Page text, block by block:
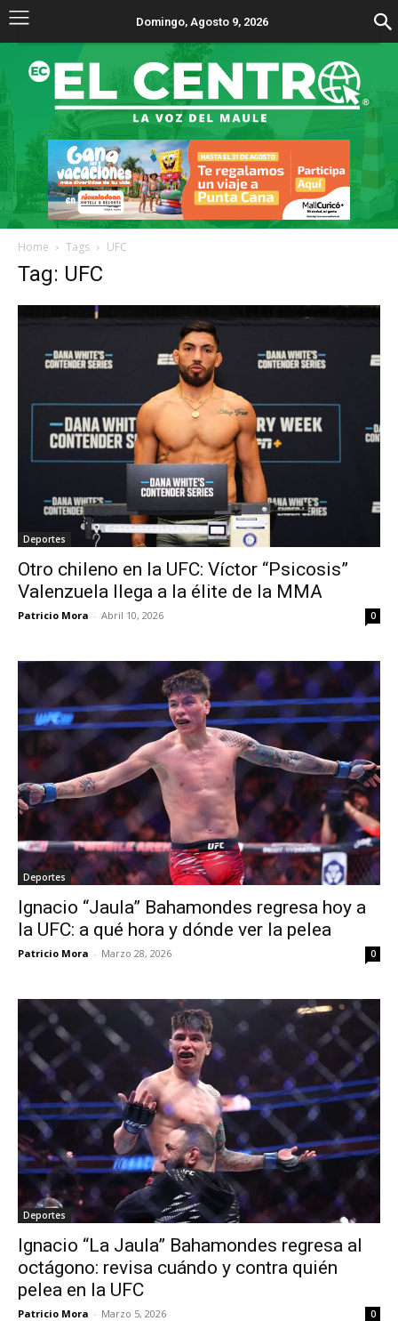
Domingo, Agosto 9, 2026
Home Tags UFC
Tag: UFC
Deportes
Otro chileno en la UFC: Víctor “Psicosis”
Valenzuela llega a la élite de la MMA
Patricio Mora - Abril 10, 2026 0
Deportes
Ignacio “Jaula” Bahamondes regresa hoy a
la UFC: a qué hora y dónde ver la pelea
Patricio Mora - Marzo 28, 2026 0
Deportes
Ignacio “La Jaula” Bahamondes regresa al
octágono: revisa cuándo y contra quién
pelea en la UFC
Patricio Mora - Marzo 5, 2026 0